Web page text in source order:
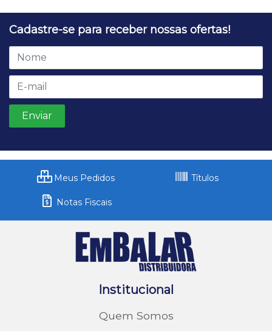
Cadastre-se para receber nossas ofertas!
Meus Pedidos Títulos
Notas Fiscais
Institucional
Quem Somos